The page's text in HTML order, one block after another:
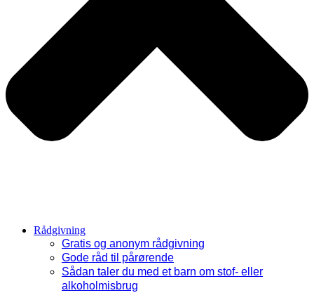
Rådgivning
Gratis og anonym rådgivning
Gode råd til pårørende
Sådan taler du med et barn om stof- eller
alkoholmisbrug